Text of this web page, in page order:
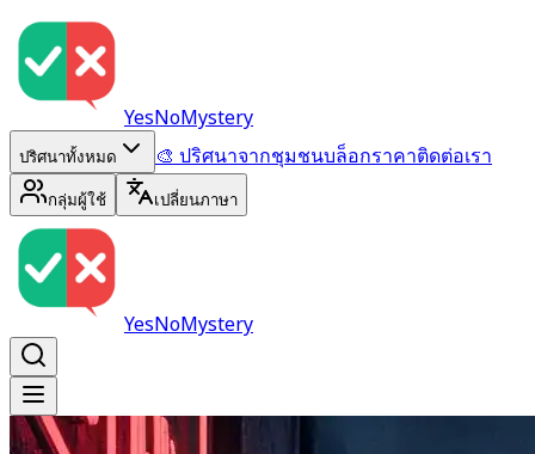
YesNoMystery
ปริศนาทั้งหมด 🎨 ปริศนาจากชุมชนบล็อกราคาติดต่อเรา
กลุ่มผู้ใช้ เปลี่ยนภาษา
YesNoMystery